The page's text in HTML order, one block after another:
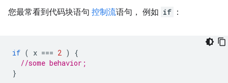
您最常看到代码块语句 控制流语句， 例如 if ：
if ( x === 2 )
{
//some behavior;
}